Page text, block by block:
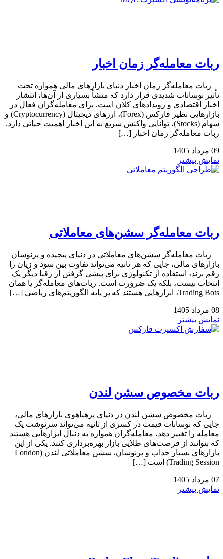
ربات معامله‌گر زمان اخبار
ربات معامله‌گر زمان اخبار دنیای بازارهای مالی همواره تحت
تأثیر نوسانات شدیدی قرار دارد که منشأ بسیاری از آن‌ها، انتشار
اخبار اقتصادی و رویدادهای کلان است. برای معامله‌گران فعال در
بازارهایی نظیر فارکس (Forex)، ارزهای دیجیتال (Cryptocurrency) و
سهام (Stocks)، توانایی واکنش سریع به این اخبار اهمیت حیاتی دارد.
ربات معامله‌گر زمان اخبار […]
09 مرداد 1405
نمایش بیشتر
ربات معامله‌گر سشن‌های معاملاتی
ربات معامله‌گر سشن‌های معاملاتی در دنیای پیچیده و پرنوسان
بازارهای مالی، جایی که هر ثانیه می‌تواند تفاوت بین سود و زیان را
رقم بزند، استفاده از تکنولوژی برای پیشی گرفتن از رقبا دیگر یک
انتخاب نیست، بلکه یک ضرورت است. ربات‌های معامله‌گر یا همان
Trading Bots، ابزارهایی هستند که بر پایه الگوریتم‌های ریاضی […]
08 مرداد 1405
نمایش بیشتر
ربات مخصوص سشن لندن
ربات مخصوص سشن لندن در دنیای پرهیاهوی بازارهای مالی،
جایی که نوسانات قیمت در کسری از ثانیه می‌تواند سرنوشت یک
معامله را تغییر دهد، معامله‌گران همواره به دنبال ابزارهایی هستند
که بتوانند از فرصت‌های طلایی بازار بهره‌برداری کنند. یکی از این
بازارهای بسیار جذاب و پرنوسان، سشن معاملاتی لندن (London
Trading Session) است […]
07 مرداد 1405
نمایش بیشتر